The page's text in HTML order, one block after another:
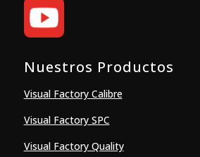
Nuestros Productos
Visual Factory Calibre
Visual Factory SPC
Visual Factory Quality